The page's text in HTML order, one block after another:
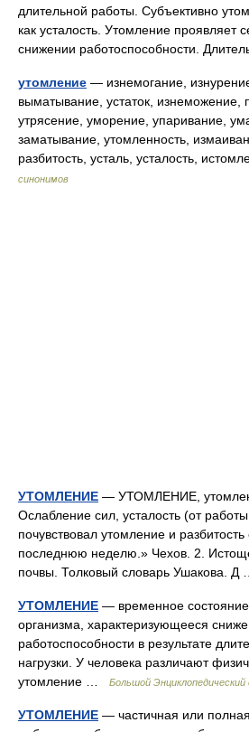
длительной работы. Субъективно
как усталость. Утомление проявляет
снижении работоспособности.
утомление — изнемогание,
выматывание, устаток, изнеможение,
утрясение, уморение, упаривание,
заматывание, утомленность,
разбитость, усталь, усталость,
синонимов
УТОМЛЕНИЕ — УТОМЛЕНИЕ,
Ослабление сил, усталость (от
почувствовал утомление и
последнюю неделю.» Чехов. 2.
почвы. Толковый словарь Ушакова.
УТОМЛЕНИЕ — временное
организма, характеризующееся
работоспособности в результате
нагрузки. У человека различают
утомление …
Большой Энциклопедический
УТОМЛЕНИЕ — частичная или